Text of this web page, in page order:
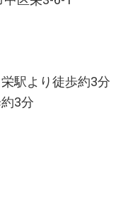
駅より徒歩約3分
3分